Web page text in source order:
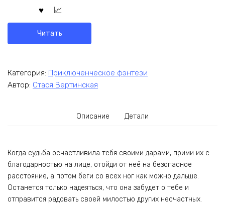
Читать
Категория: Приключенческое фэнтези
Автор: Стася Вертинская
Описание Детали
Когда судьба осчастливила тебя своими дарами, прими их с
благодарностью на лице, отойди от неё на безопасное
расстояние, а потом беги со всех ног как можно дальше.
Останется только надеяться, что она забудет о тебе и
отправится радовать своей милостью других несчастных.